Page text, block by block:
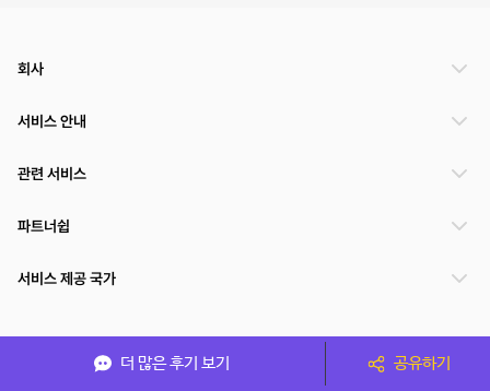
더 많은 후기 보기 공유하기
회사
서비스 안내
관련 서비스
파트너쉽
서비스 제공 국가
(주)NSPACE 사업자정보